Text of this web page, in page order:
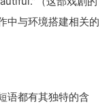
中与环境搭建相关的
语都有其独特的含